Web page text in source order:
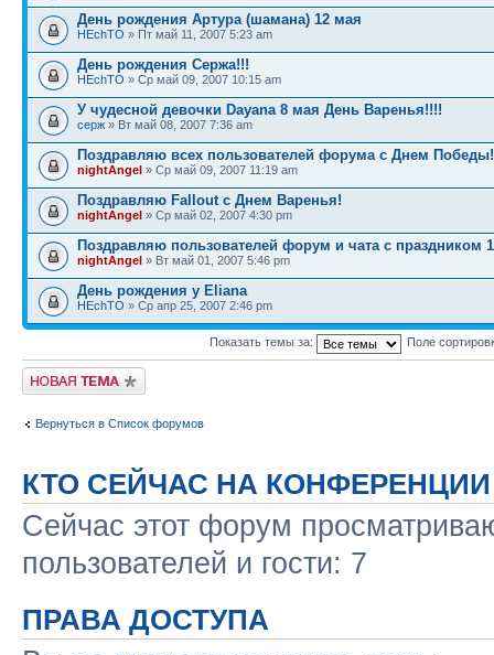
День рождения Артура (шамана) 12 мая
HEchTO » Пт май 11, 2007 5:23 am
День рождения Сержа!!!
HEchTO » Ср май 09, 2007 10:15 am
У чудесной девочки Dayana 8 мая День Варенья!!!!
серж » Вт май 08, 2007 7:36 am
Поздравляю всех пользователей форума с Днем Победы!
nightAngel » Ср май 09, 2007 11:19 am
Поздравляю Fallout с Днем Варенья!
nightAngel » Ср май 02, 2007 4:30 pm
Поздравляю пользователей форум и чата с праздником
nightAngel » Вт май 01, 2007 5:46 pm
День рождения у Eliana
HEchTO » Ср апр 25, 2007 2:46 pm
Показать темы за: Поле
Новая тема
Вернуться в Список форумов
КТО СЕЙЧАС НА КОНФЕРЕНЦИИ
Сейчас этот форум
пользователей и гости: 7
ПРАВА ДОСТУПА